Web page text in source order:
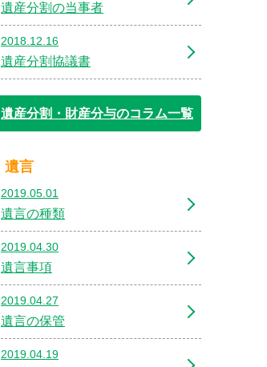
遺産分割の当事者
2018.12.16
遺産分割協議書
遺産分割・財産分与のコラム一覧
遺言
2019.05.01
遺言の種類
2019.04.30
遺言事項
2019.04.27
遺言の保管
2019.04.19